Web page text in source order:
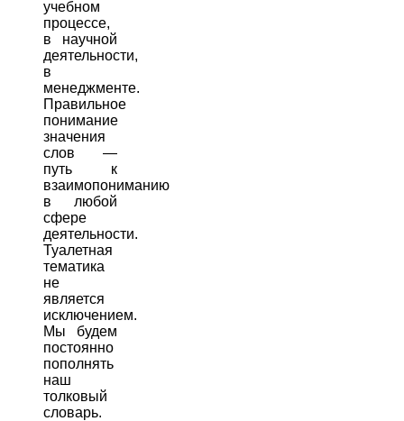
учебном
процессе,
в научной
деятельности,
в
менеджменте.
Правильное
понимание
значения
слов —
путь к
взаимопониманию
в любой
сфере
деятельности.
Туалетная
тематика
не
является
исключением.
Мы будем
постоянно
пополнять
наш
толковый
словарь.